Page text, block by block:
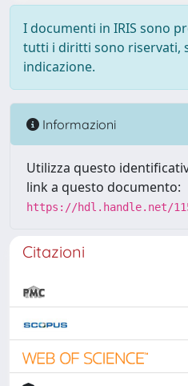
I documenti in IRIS sono
tutti i diritti sono riservati,
indicazione.
Informazioni
Utilizza questo
link a questo documento:
https://hdl.handle.net/
Citazioni